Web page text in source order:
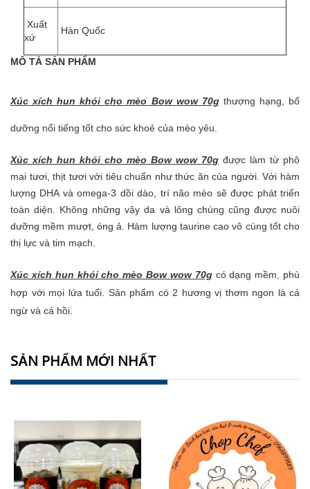
Xuất
xứ
Hàn Quốc
MÔ TẢ SẢN PHẨM
Xúc xích hun khói cho mèo Bow wow 70gthượng hạng, bổ
dưỡng nổi tiếng tốt cho sức khoẻ của mèo yêu.
Xúc xích hun khói cho mèo Bow wow 70g được làm từ phô
mai tươi, thịt tươi với tiêu chuẩn như thức ăn của người. Với hàm
lượng DHA và omega-3 dồi dào, trí não mèo sẽ được phát triển
toàn diện. Không những vậy da và lông chúng cũng được nuôi
dưỡng mềm mượt, óng ả. Hàm lượng taurine cao vô cùng tốt cho
thị lực và tim mạch.
Xúc xích hun khói cho mèo Bow wow 70gcó dạng mềm, phù
hợp với mọi lứa tuổi. Sản phẩm có 2 hương vị thơm ngon là cá
ngừ và cá hồi.
SẢN PHẨM MỚI NHẤT